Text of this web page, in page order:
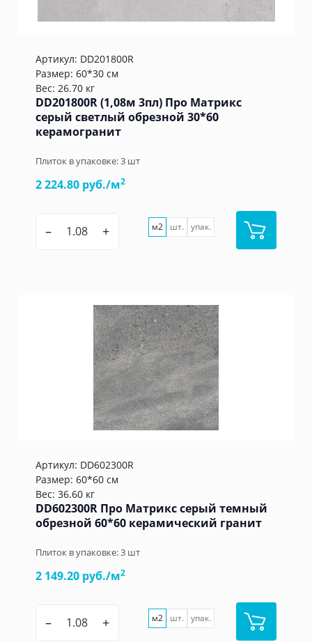
Артикул: DD201800R
Размер: 60*30 см
Вес: 26.70 кг
DD201800R (1,08м 3пл) Про Матрикс
серый светлый обрезной 30*60
керамогранит
Плиток в упаковке:3 шт
2 224.80 руб./м2
– + м2 шт. упак.
Артикул: DD602300R
Размер: 60*60 см
Вес: 36.60 кг
DD602300R Про Матрикс серый темный
обрезной 60*60 керамический гранит
Плиток в упаковке:3 шт
2 149.20 руб./м2
– + м2 шт. упак.